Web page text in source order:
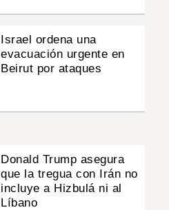
Israel ordena una
evacuación urgente en
Beirut por ataques
Donald Trump asegura
que la tregua con Irán no
incluye a Hizbulá ni al
Líbano